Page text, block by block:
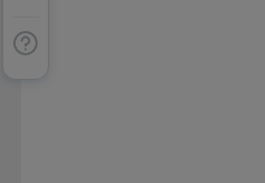
福
2013